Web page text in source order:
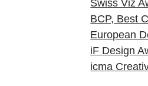
Swiss Viz
BCP, Best
European
iF Design
icma